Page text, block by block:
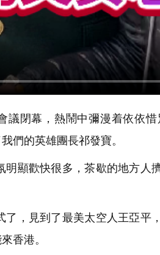
閉幕，熱鬧中彌漫着依依
們的英雄團長祁發寶。
顯歡快很多，茶歇的地方人
，見到了最美太空人王亞平
香港。